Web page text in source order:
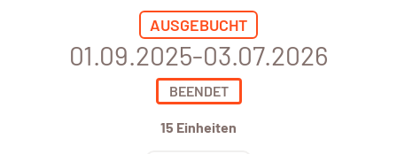
AUSGEBUCHT
01.09.2025-03.07.2026
BEENDET
15 Einheiten